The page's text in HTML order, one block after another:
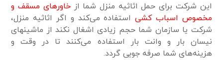
این شرکت برای حمل اثاثیه منزل شما ازخاورهای مسقف و
مخصوص اسباب کشیاستفاده می‌کند و اگر اثاثیه منزل،
شرکت یا سازمان شما حجم زیادی اشغال نکند از ماشینهای
نیسان بار و وانت بار استفاده می‌کنند تا در وقت و
هزینه‌های شما صرفه جویی گردد.